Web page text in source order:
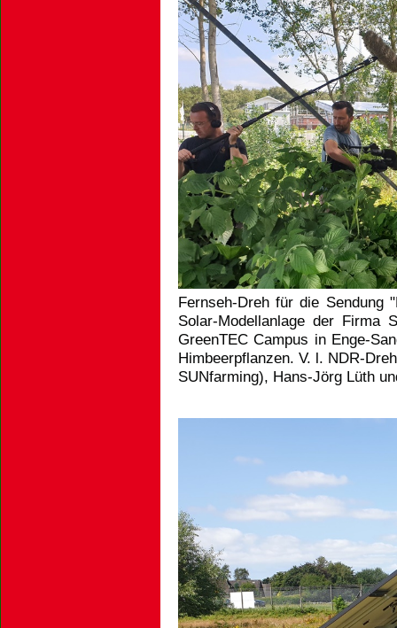
Fernseh-Dreh für die Sendung
Solar-Modellanlage der Firma
GreenTEC Campus in Enge-
Himbeerpflanzen. V. l. NDR-
SUNfarming), Hans-Jörg Lüth